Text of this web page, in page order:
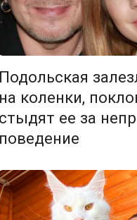
Подольская
на коленки,
стыдят ее за
поведение